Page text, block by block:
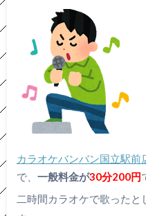
カラオケバンバン国立駅前
で、 一般料金が30分200円
二時間カラオケで歌ったと